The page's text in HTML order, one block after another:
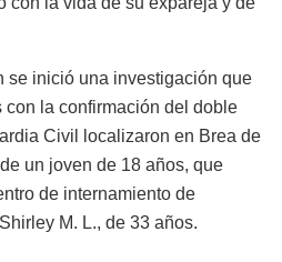
se inició una investigación que
la confirmación del doble
Civil localizaron en Brea de
un joven de 18 años, que
de internamiento de
M. L., de 33 años.